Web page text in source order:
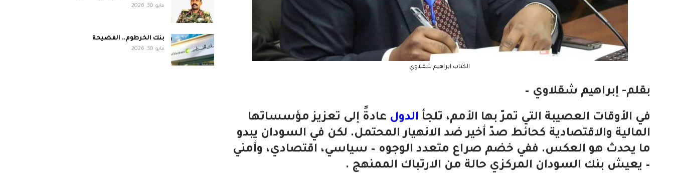
الكتاب ابراهيم شقلاوي
بقلم- إبراهيم شقلاوي –
في الأوقات العصيبة التي تمرّ بها الأمم، تلجأ الدول عادةً إلى تعزيز مؤسساتها
المالية والاقتصادية كحائط صدّ أخير ضد الانهيار المحتمل. لكن في السودان يبدو
ما يحدث هو العكس. ففي خضم صراع متعدد الوجوه – سياسي، اقتصادي، وأمني
– يعيش بنك السودان المركزي حالة من الارتباك الممنهج .
مايو 30, 2026
بنك الخرطوم.. الفضيحة
مايو 30, 2026